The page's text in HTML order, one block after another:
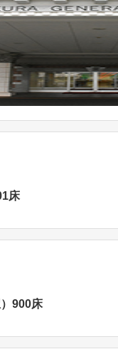
床
900床